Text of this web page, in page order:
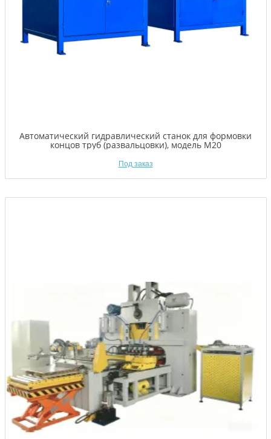
Автоматический гидравлический станок для формовки
концов труб (развальцовки), модель M20
Под заказ